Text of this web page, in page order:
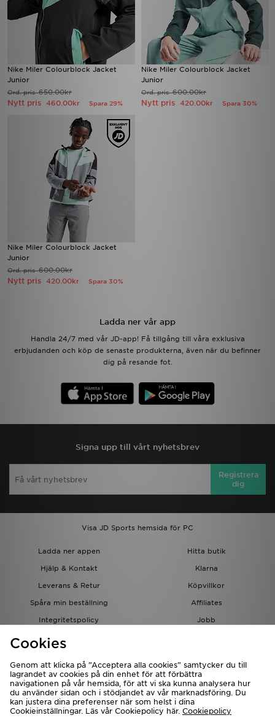
Nike Miler Colourblock Jacket
Junior
Ord. pris650.00kr
Nytt pris 460.00kr Spara 29%
Nike Miler Colourblock Jacket
Junior
Ord. pris600.00kr
Nytt pris 420.00kr Spara 30%
Nike Miler Colourblock Jacket
Junior
Ord. pris600.00kr
Nytt pris 420.00kr Spara 30%
Ladda ner vår app
Handla 24/7 med vår JD-app! Få tillgång till våra exklusiva
erbjudanden och köp de senaste produkterna, även när du befinner
dig på resande fot.
Signa upp till vårt nyhetsbrev
Registrera
dig
Visa JD Sports hemsida för PC
Ladda ner appen
Hitta butik
Hjälp & Kontakt
Klarna
Leverans & Retur
Köpvillkor
Spåra min beställning
Affiliates
Integritetspolicy
Jobb
JD-bloggen
Cookies
Genom att klicka på ”Acceptera alla cookies” samtycker du till
lagrandet av cookies på din enhet för att förbättra
navigationen på vår hemsida, för att vi ska kunna analysera hur
du använder sidan och i stödjandet av vår marknadsföring. Du
kan justera dina preferenser när som helst i dina
Cookieinställningar. Läs vår Cookiepolicy här. Cookiepolicy